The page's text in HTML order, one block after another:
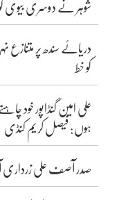
شوہر نے دوسری بیوی
دریائے سندھ پر متنازع
کو خط
علی امین گنڈاپور خود
ہوں: فیصل کریم کنڈی
صدر آصف علی